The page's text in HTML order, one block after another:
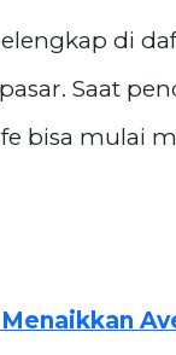
di
Saat
bisa mulai